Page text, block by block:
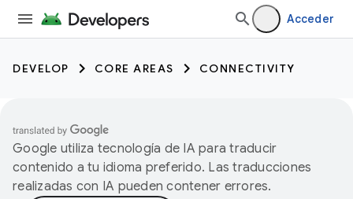
Acceder
DEVELOP CORE AREAS CONNECTIVITY
Google utiliza tecnología de IA para traducir
contenido a tu idioma preferido. Las traducciones
realizadas con IA pueden contener errores.